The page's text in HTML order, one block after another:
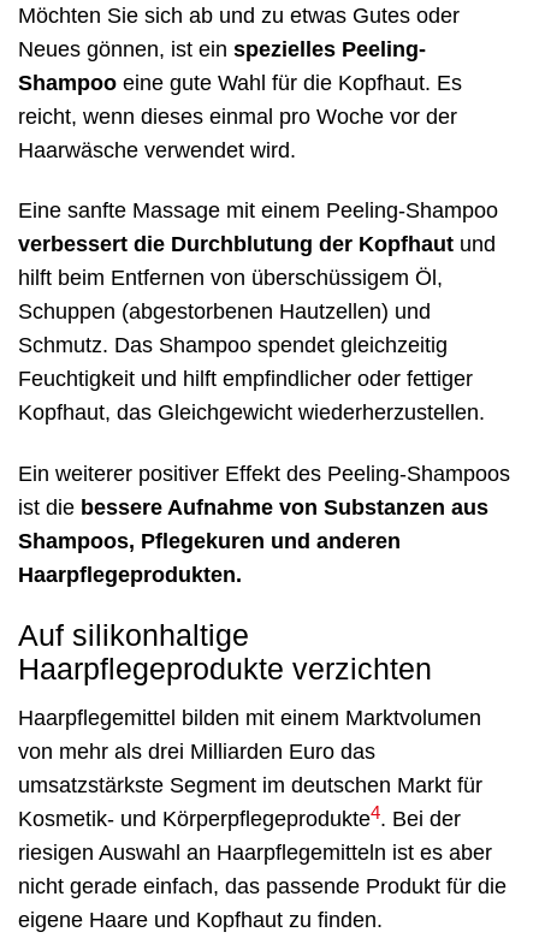
Möchten Sie sich ab und zu etwas Gutes oder
Neues gönnen, ist ein spezielles Peeling-
Shampoo eine gute Wahl für die Kopfhaut. Es
reicht, wenn dieses einmal pro Woche vor der
Haarwäsche verwendet wird.
Eine sanfte Massage mit einem Peeling-Shampoo
verbessert die Durchblutung der Kopfhaut und
hilft beim Entfernen von überschüssigem Öl,
Schuppen (abgestorbenen Hautzellen) und
Schmutz. Das Shampoo spendet gleichzeitig
Feuchtigkeit und hilft empfindlicher oder fettiger
Kopfhaut, das Gleichgewicht wiederherzustellen.
Ein weiterer positiver Effekt des Peeling-Shampoos
ist die bessere Aufnahme von Substanzen aus
Shampoos, Pflegekuren und anderen
Haarpflegeprodukten.
Auf silikonhaltige
Haarpflegeprodukte verzichten
Haarpflegemittel bilden mit einem Marktvolumen
von mehr als drei Milliarden Euro das
umsatzstärkste Segment im deutschen Markt für
Kosmetik- und Körperpflegeprodukte4. Bei der
riesigen Auswahl an Haarpflegemitteln ist es aber
nicht gerade einfach, das passende Produkt für die
eigene Haare und Kopfhaut zu finden.